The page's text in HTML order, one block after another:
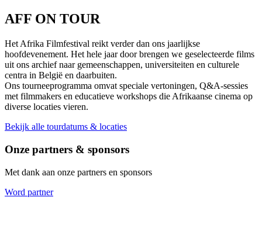
AFF ON TOUR
Het Afrika Filmfestival reikt verder dan ons jaarlijkse
hoofdevenement. Het hele jaar door brengen we geselecteerde films
uit ons archief naar gemeenschappen, universiteiten en culturele
centra in België en daarbuiten.
Ons tourneeprogramma omvat speciale vertoningen, Q&A-sessies
met filmmakers en educatieve workshops die Afrikaanse cinema op
diverse locaties vieren.
Bekijk alle tourdatums & locaties
Onze partners & sponsors
Met dank aan onze partners en sponsors
Word partner